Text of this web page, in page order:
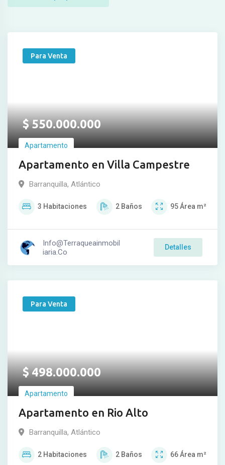
Para Venta
$550.000.000
Apartamento
Apartamento en Villa Campestre
Barranquilla, Atlántico
3 Habitaciones 2 Baños 95Área m²
Info@terraqueainmobil
Iaria.co
Detalles
Para Venta
$498.000.000
Apartamento
Apartamento en Rio Alto
Barranquilla, Atlántico
2 Habitaciones 2 Baños 66Área m²